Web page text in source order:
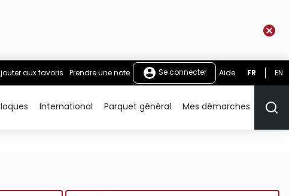
aux favoris Prendre une note Se connecter Aide FR EN
International Parquet général Mes démarches